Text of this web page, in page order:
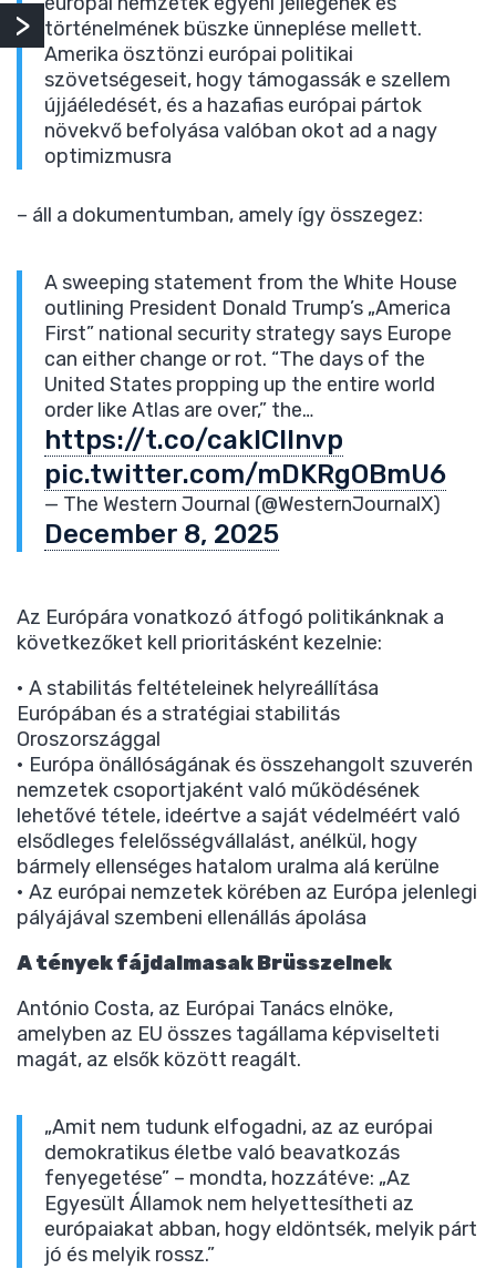
történelmének büszke ünneplése mellett.
Amerika ösztönzi európai politikai
szövetségeseit, hogy támogassák e szellem
újjáéledését, és a hazafias európai pártok
növekvő befolyása valóban okot ad a nagy
optimizmusra
– áll a dokumentumban, amely így összegez:
A sweeping statement from the White House
outlining President Donald Trump’s „America
First” national security strategy says Europe
can either change or rot. “The days of the
United States propping up the entire world
order like Atlas are over,” the…
https://t.co/cakIClInvp
pic.twitter.com/mDKRgOBmU6
— The Western Journal (@WesternJournalX)
December 8, 2025
Az Európára vonatkozó átfogó politikánknak a
következőket kell prioritásként kezelnie:
• A stabilitás feltételeinek helyreállítása
Európában és a stratégiai stabilitás
Oroszországgal
• Európa önállóságának és összehangolt szuverén
nemzetek csoportjaként való működésének
lehetővé tétele, ideértve a saját védelméért való
elsődleges felelősségvállalást, anélkül, hogy
bármely ellenséges hatalom uralma alá kerülne
• Az európai nemzetek körében az Európa jelenlegi
pályájával szembeni ellenállás ápolása
A tények fájdalmasak Brüsszelnek
António Costa, az Európai Tanács elnöke,
amelyben az EU összes tagállama képviselteti
magát, az elsők között reagált.
„Amit nem tudunk elfogadni, az az európai
demokratikus életbe való beavatkozás
fenyegetése” – mondta, hozzátéve: „Az
Egyesült Államok nem helyettesítheti az
európaiakat abban, hogy eldöntsék, melyik párt
jó és melyik rossz.”